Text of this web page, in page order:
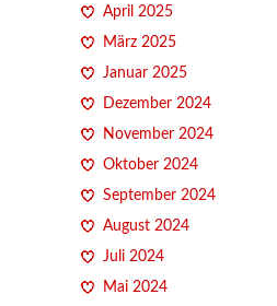
April 2025
März 2025
Januar 2025
Dezember 2024
November 2024
Oktober 2024
September 2024
August 2024
Juli 2024
Mai 2024